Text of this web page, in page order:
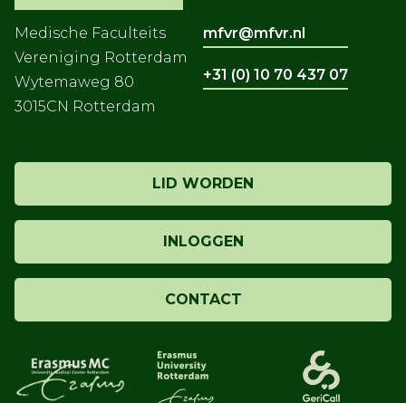
Medische Faculteits
Vereniging Rotterdam
Wytemaweg 80
3015CN Rotterdam
LID WORDEN
INLOGGEN
CONTACT
mfvr@mfvr.nl
+31 (0) 10 70 437 07